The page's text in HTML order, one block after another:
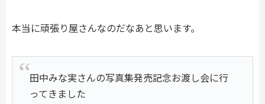
本当に頑張り屋さんなのだなあと思います。
田中みな実さんの写真集発売記念お渡し会に行
ってきました